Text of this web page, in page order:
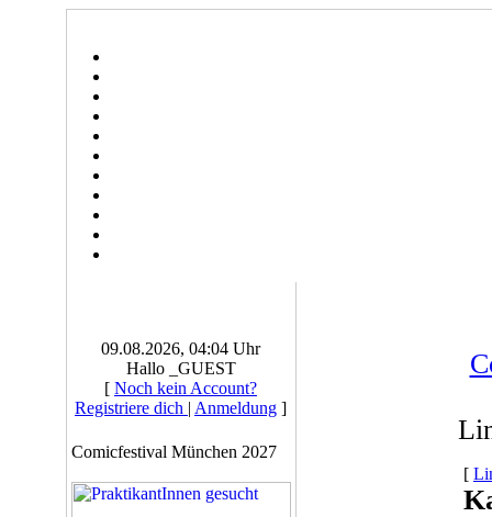
09.08.2026, 04:04 Uhr
Hallo _GUEST
[ Noch kein Account?
Registriere dich | Anmeldung ]
Comicfestival München 2027
[